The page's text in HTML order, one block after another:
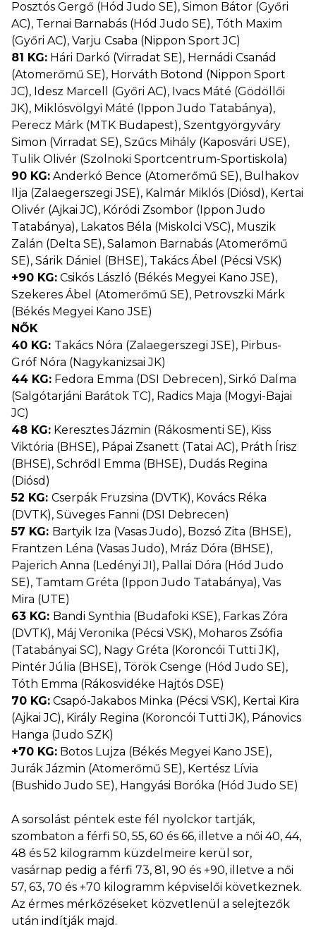
Posztós Gergő (Hód Judo SE), Simon Bátor (Győri
AC), Ternai Barnabás (Hód Judo SE), Tóth Maxim
(Győri AC), Varju Csaba (Nippon Sport JC)
81 KG: Hári Darkó (Virradat SE), Hernádi Csanád
(Atomerőmű SE), Horváth Botond (Nippon Sport
JC), Idesz Marcell (Győri AC), Ivacs Máté (Gödöllői
JK), Miklósvölgyi Máté (Ippon Judo Tatabánya),
Perecz Márk (MTK Budapest), Szentgyörgyváry
Simon (Virradat SE), Szűcs Mihály (Kaposvári USE),
Tulik Olivér (Szolnoki Sportcentrum-Sportiskola)
90 KG: Anderkó Bence (Atomerőmű SE), Bulhakov
Ilja (Zalaegerszegi JSE), Kalmár Miklós (Diósd), Kertai
Olivér (Ajkai JC), Kóródi Zsombor (Ippon Judo
Tatabánya), Lakatos Béla (Miskolci VSC), Muszik
Zalán (Delta SE), Salamon Barnabás (Atomerőmű
SE), Sárik Dániel (BHSE), Takács Ábel (Pécsi VSK)
+90 KG: Csikós László (Békés Megyei Kano JSE),
Szekeres Ábel (Atomerőmű SE), Petrovszki Márk
(Békés Megyei Kano JSE)
NŐK
40 KG: Takács Nóra (Zalaegerszegi JSE), Pirbus-
Gróf Nóra (Nagykanizsai JK)
44 KG: Fedora Emma (DSI Debrecen), Sirkó Dalma
(Salgótarjáni Barátok TC), Radics Maja (Mogyi-Bajai
JC)
48 KG: Keresztes Jázmin (Rákosmenti SE), Kiss
Viktória (BHSE), Pápai Zsanett (Tatai AC), Práth Írisz
(BHSE), Schrődl Emma (BHSE), Dudás Regina
(Diósd)
52 KG: Cserpák Fruzsina (DVTK), Kovács Réka
(DVTK), Süveges Fanni (DSI Debrecen)
57 KG: Bartyik Iza (Vasas Judo), Bozsó Zita (BHSE),
Frantzen Léna (Vasas Judo), Mráz Dóra (BHSE),
Pajerich Anna (Ledényi JI), Pallai Dóra (Hód Judo
SE), Tamtam Gréta (Ippon Judo Tatabánya), Vas
Mira (UTE)
63 KG: Bandi Synthia (Budafoki KSE), Farkas Zóra
(DVTK), Máj Veronika (Pécsi VSK), Moharos Zsófia
(Tatabányai SC), Nagy Gréta (Koroncói Tutti JK),
Pintér Júlia (BHSE), Török Csenge (Hód Judo SE),
Tóth Emma (Rákosvidéke Hajtós DSE)
70 KG: Csapó-Jakabos Minka (Pécsi VSK), Kertai Kira
(Ajkai JC), Király Regina (Koroncói Tutti JK), Pánovics
Hanga (Judo SZK)
+70 KG: Botos Lujza (Békés Megyei Kano JSE),
Jurák Jázmin (Atomerőmű SE), Kertész Lívia
(Bushido Judo SE), Hangyási Boróka (Hód Judo SE)
A sorsolást péntek este fél nyolckor tartják,
szombaton a férfi 50, 55, 60 és 66, illetve a női 40, 44,
48 és 52 kilogramm küzdelmeire kerül sor,
vasárnap pedig a férfi 73, 81, 90 és +90, illetve a női
57, 63, 70 és +70 kilogramm képviselői következnek.
Az érmes mérkőzéseket közvetlenül a selejtezők
után indítják majd.